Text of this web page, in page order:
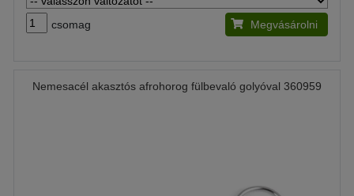
csomag Megvásárolni
Nemesacél akasztós afrohorog fülbevaló golyóval 360959